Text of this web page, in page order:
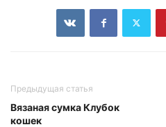
Предыдущая статья
Вязаная сумка Клубок
кошек